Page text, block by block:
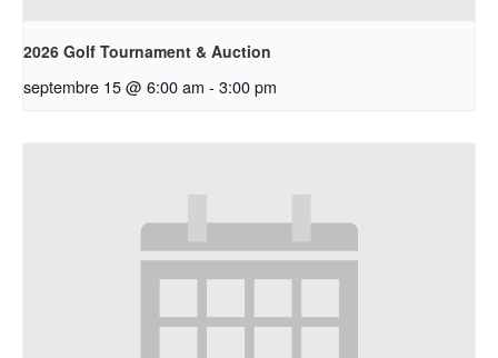
2026 Golf Tournament & Auction
septembre 15 @ 6:00 am - 3:00 pm